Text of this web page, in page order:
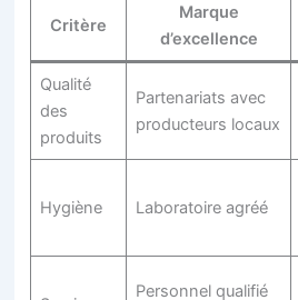
Critère
Marque
d’excellence
Qualité
des
produits
Partenariats avec
producteurs locaux
Hygiène Laboratoire agréé
Personnel qualifié